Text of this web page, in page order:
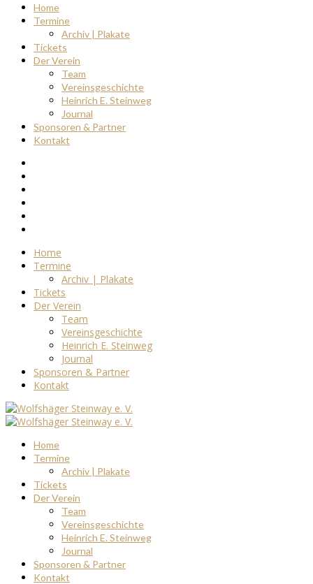
Home
Termine
Archiv | Plakate
Tickets
Der Verein
Team
Vereinsgeschichte
Heinrich E. Steinweg
Journal
Sponsoren & Partner
Kontakt
Home
Termine
Archiv | Plakate
Tickets
Der Verein
Team
Vereinsgeschichte
Heinrich E. Steinweg
Journal
Sponsoren & Partner
Kontakt
Home
Termine
Archiv | Plakate
Tickets
Der Verein
Team
Vereinsgeschichte
Heinrich E. Steinweg
Journal
Sponsoren & Partner
Kontakt